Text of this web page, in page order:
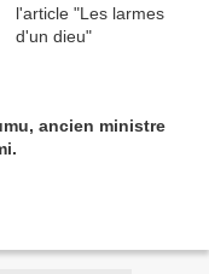
ancien ministre